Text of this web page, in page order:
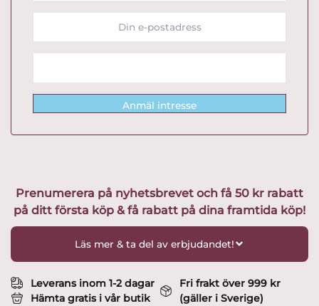
Anmäl intresse
Prenumerera på nyhetsbrevet och få 50 kr rabatt
på ditt första köp & få rabatt på dina framtida köp!
Läs mer & ta del av erbjudandet!
Leverans inom 1-2 dagar
Hämta gratis i vår butik
Fri frakt över 999 kr
(gäller i Sverige)